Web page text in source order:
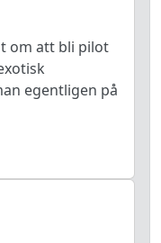
om att bli pilot
egentligen på